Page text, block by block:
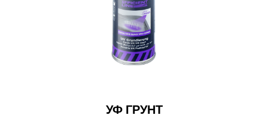
УФ ГРУНТ
ЛИЧНЫЙ КАБИНЕТ